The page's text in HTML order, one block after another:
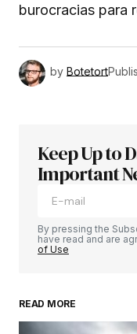
burocracias para
by Botetort
Keep Up to
Important
By pressing the
have read and are
of Use
READ MORE